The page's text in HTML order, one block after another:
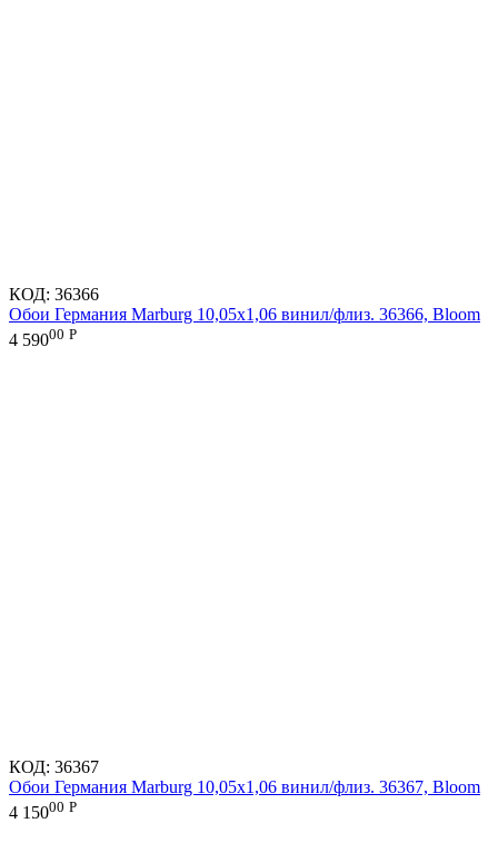
КОД: 36366
Обои Германия Marburg 10,05x1,06 винил/флиз. 36366, Bloom
4 59000 Р
КОД: 36367
Обои Германия Marburg 10,05x1,06 винил/флиз. 36367, Bloom
4 15000 Р